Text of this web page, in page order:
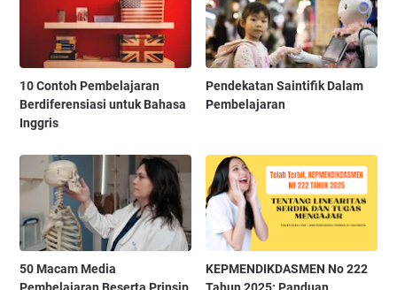
10 Contoh Pembelajaran
Berdiferensiasi untuk Bahasa
Inggris
Pendekatan Saintifik Dalam
Pembelajaran
50 Macam Media
Pembelajaran Beserta Prinsip
KEPMENDIKDASMEN No 222
Tahun 2025: Panduan